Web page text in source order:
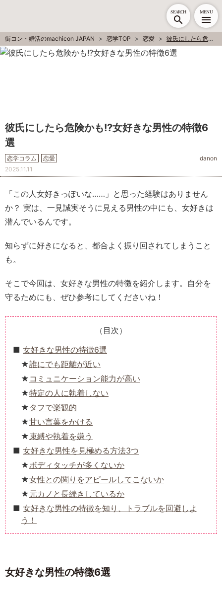
SEARCH MENU
街コン・婚活のmachicon JAPAN 恋学TOP 恋愛 彼氏にしたら危険かも!?女好きな男性の特徴6選
彼氏にしたら危険かも!?女好きな男性の特徴6
選
恋学コラム 恋愛
danon
2025.11.11
「この人女好きっぽいな……」と思った経験はありません
か？ 実は、一見誠実そうに見える男性の中にも、女好きは
潜んでいるんです。
知らずに好きになると、都合よく振り回されてしまうこと
も。
そこで今回は、女好きな男性の特徴を紹介します。自分を
守るためにも、ぜひ参考にしてくださいね！
（目次）
女好きな男性の特徴6選
誰にでも距離が近い
コミュニケーション能力が高い
特定の人に執着しない
タフで楽観的
甘い言葉をかける
束縛や執着を嫌う
女好きな男性を見極める方法3つ
ボディタッチが多くないか
女性との関りをアピールしてこないか
元カノと長続きしているか
女好きな男性の特徴を知り、トラブルを回避しよ
う！
女好きな男性の特徴6選